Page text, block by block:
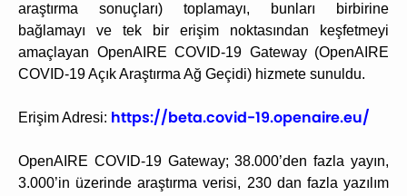
araştırma sonuçları) toplamayı, bunları birbirine
bağlamayı ve tek bir erişim noktasından keşfetmeyi
amaçlayan OpenAIRE COVID-19 Gateway (OpenAIRE
COVID-19 Açık Araştırma Ağ Geçidi) hizmete sunuldu.
Erişim Adresi: https://beta.covid-19.openaire.eu/
OpenAIRE COVID-19 Gateway; 38.000’den fazla yayın,
3.000’in üzerinde araştırma verisi, 230 dan fazla yazılım